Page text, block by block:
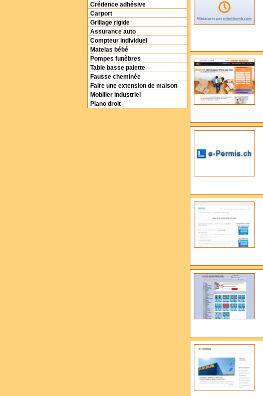
Crédence adhésive
Carport
Grillage rigide
Assurance auto
Compteur individuel
Matelas bébé
Pompes funèbres
Table basse palette
Fausse cheminée
Faire une extension de maison
Mobilier industriel
Piano droit